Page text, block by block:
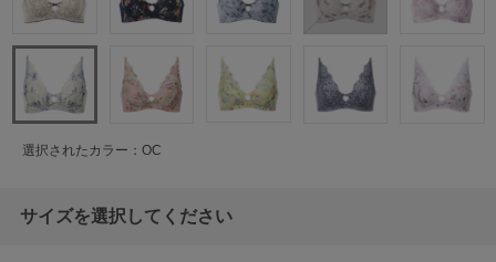
選択されたカラー：OC
サイズを選択してください